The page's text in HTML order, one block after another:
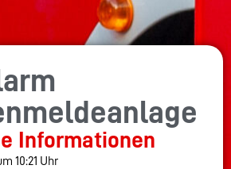
Informationen
10:21 Uhr